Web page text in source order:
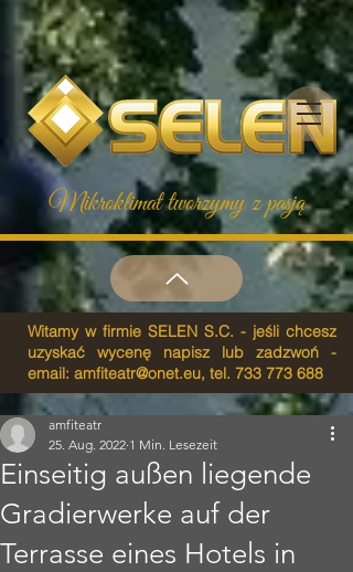
Witamy w firmie SELEN S.C. - jeśli chcesz
uzyskać wycenę napisz lub zadzwoń -
email: amfiteatr@onet.eu, tel. 733 773 688
Mikroklimat tworzymy z pasją
Einseitig außen liegende
Gradierwerke auf der
Terrasse eines Hotels in
amfiteatr
25. Aug. 2022 1 Min. Lesezeit